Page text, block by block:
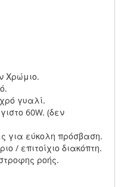
Χρώμιο.
γυαλί.
60W. (δεν
για εύκολη πρόσβαση.
/ επιτοίχιο διακόπτη.
ροής.